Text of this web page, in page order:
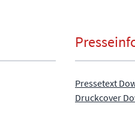
Pressetext
Druckcover